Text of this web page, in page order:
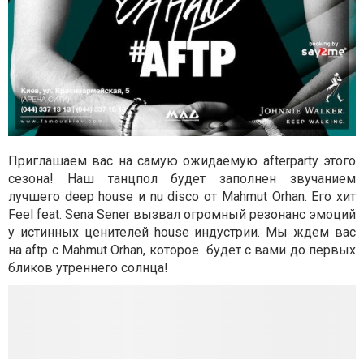
Приглашаем вас на самую ожидаемую afterparty этого
сезона! Наш танцпол будет заполнен звучанием
лучшего deep house и nu disco от Mahmut Orhan. Его хит
Feel feat. Sena Sener вызвал огромный резонанс эмоций
у истинных ценителей house индустрии. Мы ждем вас
на aftp с Mahmut Orhan, которое будет с вами до первых
бликов утреннего солнца!